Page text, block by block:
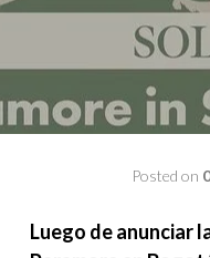
Posted on
Luego de anunciar